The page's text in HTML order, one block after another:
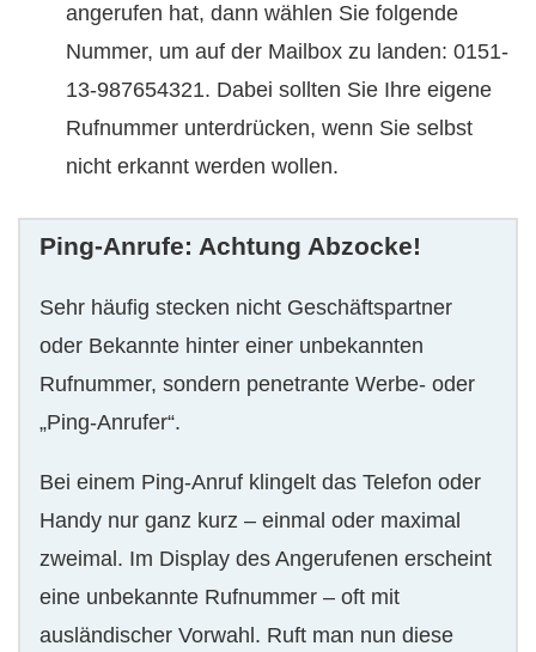
angerufen hat, dann wählen Sie folgende
Nummer, um auf der Mailbox zu landen: 0151-
13-987654321. Dabei sollten Sie Ihre eigene
Rufnummer unterdrücken, wenn Sie selbst
nicht erkannt werden wollen.
Ping-Anrufe: Achtung Abzocke!
Sehr häufig stecken nicht Geschäftspartner
oder Bekannte hinter einer unbekannten
Rufnummer, sondern penetrante Werbe- oder
„Ping-Anrufer“.
Bei einem Ping-Anruf klingelt das Telefon oder
Handy nur ganz kurz – einmal oder maximal
zweimal. Im Display des Angerufenen erscheint
eine unbekannte Rufnummer – oft mit
ausländischer Vorwahl. Ruft man nun diese